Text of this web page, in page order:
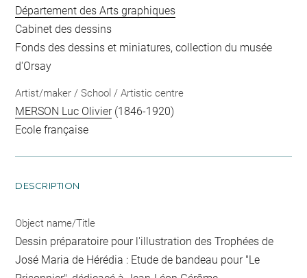
Département des Arts graphiques
Cabinet des dessins
Fonds des dessins et miniatures, collection du musée
d'Orsay
Artist/maker / School / Artistic centre
MERSON Luc Olivier(1846-1920)
Ecole française
DESCRIPTION
Object name/Title
Dessin préparatoire pour l'illustration des Trophées de
José Maria de Hérédia : Etude de bandeau pour "Le